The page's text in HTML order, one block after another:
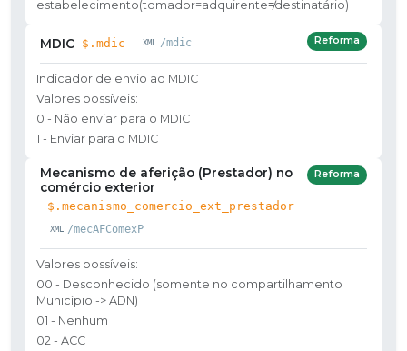
estabelecimento(tomador=adquirente≠destinatário)
MDIC $.mdic /mdic Reforma
Indicador de envio ao MDIC
Valores possíveis:
0 - Não enviar para o MDIC
1 - Enviar para o MDIC
Mecanismo de aferição (Prestador) no
comércio exterior
$.mecanismo_comercio_ext_prestador
/mecAFComexP
Reforma
Valores possíveis:
00 - Desconhecido (somente no compartilhamento
Município -> ADN)
01 - Nenhum
02 - ACC